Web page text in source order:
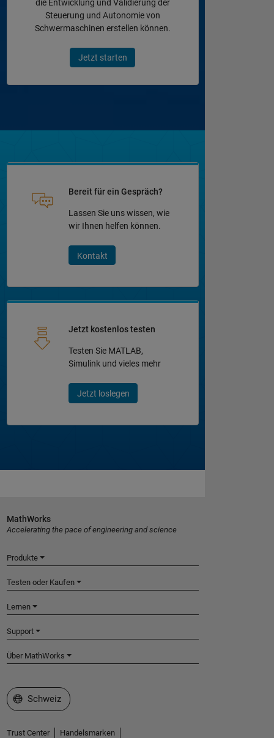
die Entwicklung und Validierung der
Steuerung und Autonomie von
Schwermaschinen erstellen können.
Jetzt starten
Bereit für ein Gespräch?
Lassen Sie uns wissen, wie
wir Ihnen helfen können.
Kontakt
Jetzt kostenlos testen
Testen Sie MATLAB,
Simulink und vieles mehr
Jetzt loslegen
MathWorks
Accelerating the pace of engineering and science
Produkte
Testen oder Kaufen
Lernen
Support
Über MathWorks
Website auswählen
Schweiz
Trust Center
Handelsmarken